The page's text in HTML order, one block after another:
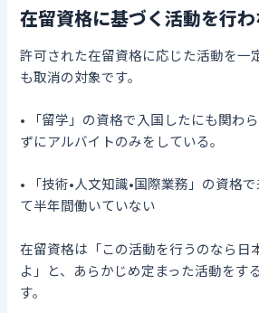
在留資格に基づく活動を行
許可された在留資格に応じた活動を一
も取消の対象です。
• 「留学」の資格で入国したにも関わ
ずにアルバイトのみをしている。
• 「技術•人文知識•国際業務」の資格
て半年間働いていない
在留資格は「この活動を行うのなら日
よ」と、あらかじめ定まった活動をす
す。